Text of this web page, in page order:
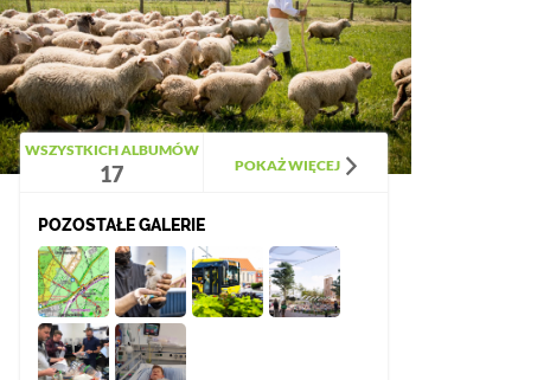
WSZYSTKICH ALBUMÓW
17 POKAŻ WIĘCEJ
POZOSTAŁE GALERIE